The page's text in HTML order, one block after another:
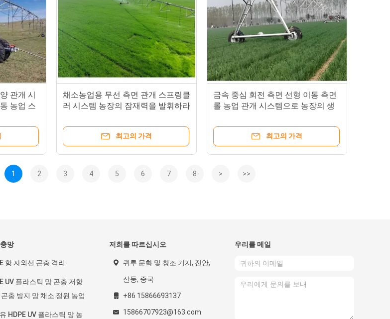
관개 시
농업 스
채소농업용 무선 측면 관개 스프링클
러 시스템 농장의 잠재력을 발휘하라
최고의 가격
금속 중심 회전 측면 선형 이동 측면
롤 농업 관개 시스템으로 농장의 생
최고의 가격
1 2 3 4 5 6 7 8 > >>
망
항 자외선 곤충 격리
UV 플라스틱 망 곤충 저항
충 방지 망 채소 정원 농업
HDPE UV 플라스틱 망 농
저희를 따르십시오
퀴루 문화 및 창조 기지, 진안,
산둥, 중국
+86 15866693137
15866707923@163.com
우리를 메일